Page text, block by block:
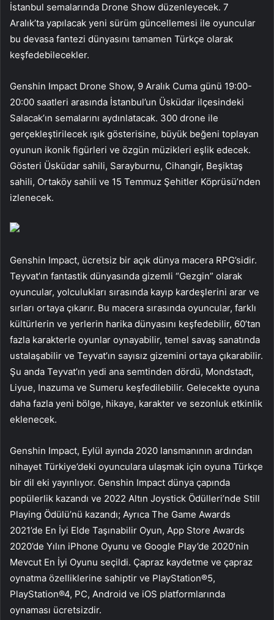
İstanbul semalarında Drone Show düzenleyecek. 7
Aralık’ta yapılacak yeni sürüm güncellemesi ile oyuncular
bu devasa fantezi dünyasını tamamen Türkçe olarak
keşfedebilecekler.
Genshin Impact Drone Show, 9 Aralık Cuma günü 19:00-
20:00 saatleri arasında İstanbul’un Üsküdar ilçesindeki
Salacak’ın semalarını aydınlatacak. 300 drone ile
gerçekleştirilecek ışık gösterisine, büyük beğeni toplayan
oyunun ikonik figürleri ve özgün müzikleri eşlik edecek.
Gösteri Üsküdar sahili, Sarayburnu, Cihangir, Beşiktaş
sahili, Ortaköy sahili ve 15 Temmuz Şehitler Köprüsü’nden
izlenecek.
Genshin Impact, ücretsiz bir açık dünya macera RPG’sidir.
Teyvat’ın fantastik dünyasında gizemli “Gezgin” olarak
oyuncular, yolculukları sırasında kayıp kardeşlerini arar ve
sırları ortaya çıkarır. Bu macera sırasında oyuncular, farklı
kültürlerin ve yerlerin harika dünyasını keşfedebilir, 60’tan
fazla karakterle oyunlar oynayabilir, temel savaş sanatında
ustalaşabilir ve Teyvat’ın sayısız gizemini ortaya çıkarabilir.
Şu anda Teyvat’ın yedi ana semtinden dördü, Mondstadt,
Liyue, Inazuma ve Sumeru keşfedilebilir. Gelecekte oyuna
daha fazla yeni bölge, hikaye, karakter ve sezonluk etkinlik
eklenecek.
Genshin Impact, Eylül ayında 2020 lansmanının ardından
nihayet Türkiye’deki oyunculara ulaşmak için oyuna Türkçe
bir dil eki yayınlıyor. Genshin Impact dünya çapında
popülerlik kazandı ve 2022 Altın Joystick Ödülleri’nde Still
Playing Ödülü’nü kazandı; Ayrıca The Game Awards
2021’de En İyi Elde Taşınabilir Oyun, App Store Awards
2020’de Yılın iPhone Oyunu ve Google Play’de 2020’nin
Mevcut En İyi Oyunu seçildi. Çapraz kaydetme ve çapraz
oynatma özelliklerine sahiptir ve PlayStation®5,
PlayStation®4, PC, Android ve iOS platformlarında
oynaması ücretsizdir.